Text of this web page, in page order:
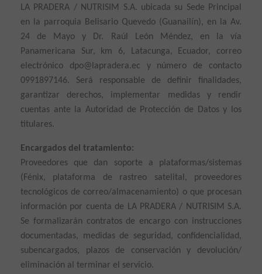
LA PRADERA / NUTRISIM S.A. ubicada su Sede Principal
en la parroquia Belisario Quevedo (Guanailín), en la Av.
24 de Mayo y Dr. Raúl León Méndez, en la vía
Panamericana Sur, km 6, Latacunga, Ecuador, correo
electrónico dpo@lapradera.ec y número de contacto
0991897146. Será responsable de definir finalidades,
garantizar derechos, implementar medidas y rendir
cuentas ante la Autoridad de Protección de Datos y los
titulares.
Encargados del tratamiento:
Proveedores que dan soporte a plataformas/sistemas
(Fénix, plataforma de rastreo satelital, proveedores
tecnológicos de correo/almacenamiento) o que procesan
información por cuenta de LA PRADERA / NUTRISIM S.A.
Se formalizarán contratos de encargo con instrucciones
documentadas, medidas de seguridad, confidencialidad,
subencargados, plazos de conservación y devolución/
eliminación al terminar el servicio.